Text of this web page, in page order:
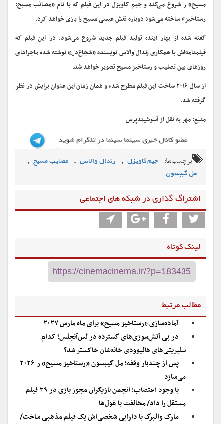
مسیح» را شروع می‌کند و جیم کاویزل در این فیلم که با نام «مصائب مسیح:
رستاخیز» ساخته می‌شود دوباره نقش عیسی مسیح را بازی خواهد کرد.
گفته شده از بهار آینده تولید فیلم جدید شروع می‌شود. در این فیلم که
فیلمنامه‌اش با همکاری رندال والاس نویسنده «شجاع‌دل» نوشته شده ماجراهای
روزهای بین تصلیب و رستاخیز مسیح تصویر خواهد شد.
از سال ۲۰۱۶ ساخت این فیلم مطرح شده و همان زمان این عنوان برایش در نظر
گرفته شد.
منبع: مهر به نقل از آسوشیتدپرس
برچسب‌ها: جیم کاویزل , رندال والاس , مصایب مسیح ,
مل گیبسون
اشتراگ گذاری در شبکه های اجتماعی
لینک کوتاه
مطالب مرتبط
آماده‌سازی «رستاخیز مسیح» برای ماه مارس ۲۰۲۷
در پی آتش‌سوزی‌های گسترده در لس‌آنجلس؛ کدام
سلبریتی‌های هالیوودی خانه‌شان خاکستر شد؟
پس از چندبار وقفه؛ مل گیبسون «رستاخیز مسیح» را ۲۰۲۶
می‌سازد
با وجود اعتصاب؛ انجمن بازیگران مجوز بازی در ۳۹ فیلم
مستقل را داد/ مخالفت با غول‌ها
مارک والبرگ با دارایی شخصی‌اش یک فیلم مذهبی ساخت/